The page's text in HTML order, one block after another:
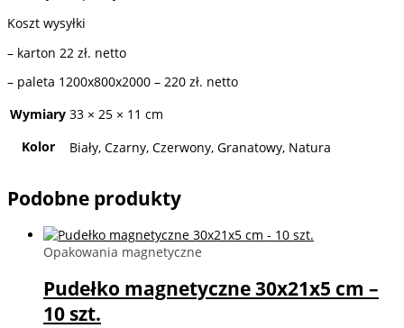
Koszt wysyłki
– karton 22 zł. netto
– paleta 1200x800x2000 – 220 zł. netto
Wymiary 33 × 25 × 11 cm
Kolor
Biały, Czarny, Czerwony, Granatowy, Natura
Podobne produkty
Opakowania magnetyczne
Pudełko magnetyczne 30x21x5 cm –
10 szt.